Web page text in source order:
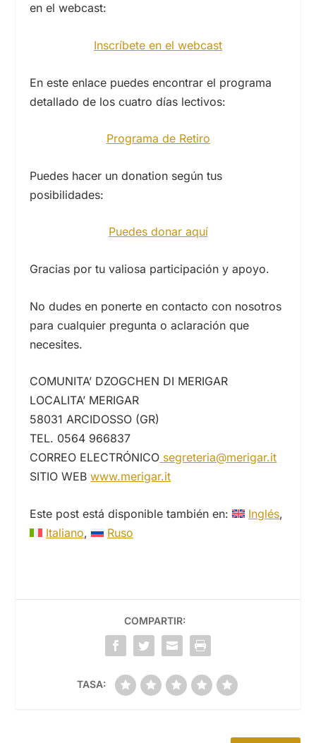
en el webcast:
Inscríbete en el webcast
En este enlace puedes encontrar el programa
detallado de los cuatro días lectivos:
Programa de Retiro
Puedes hacer un donation según tus
posibilidades:
Puedes donar aquí
Gracias por tu valiosa participación y apoyo.
No dudes en ponerte en contacto con nosotros
para cualquier pregunta o aclaración que
necesites.
COMUNITA’ DZOGCHEN DI MERIGAR
LOCALITA’ MERIGAR
58031 ARCIDOSSO (GR)
TEL. 0564 966837
CORREO ELECTRÓNICO segreteria@merigar.it
SITIO WEBwww.merigar.it
Este post está disponible también en:
Inglés
Italiano
Ruso
COMPARTIR:
TASA: